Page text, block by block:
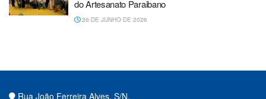
do Artesanato Paraibano
26 DE JUNHO DE 2026
Rua João Ferreira Alves, S/N,